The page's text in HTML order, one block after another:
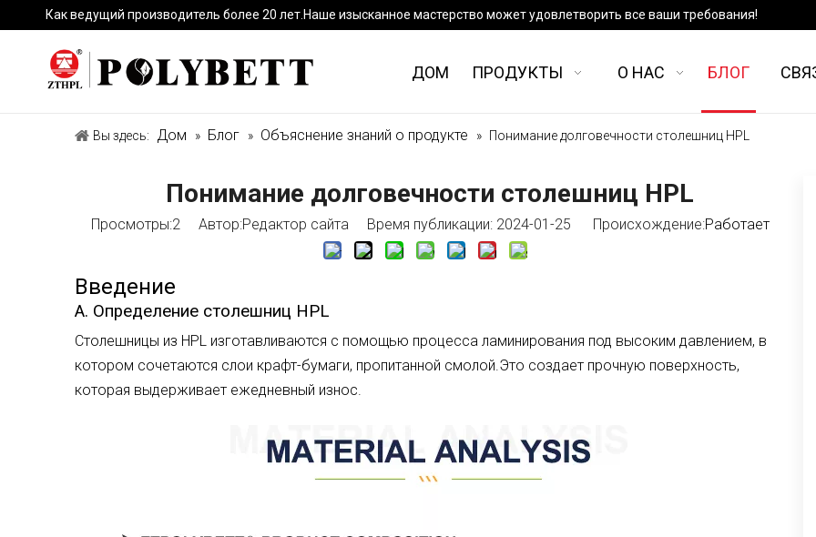
Как ведущий производитель более 20 лет.Наше изысканное мастерство может удовлетворить все ваши требования!
ДОМ ПРОДУКТЫ О НАС БЛОГ
Вы здесь: Дом » Блог » Объяснение знаний о продукте » Понимание долговечности столешниц HPL
Понимание долговечности столешниц HPL
Просмотры:2Автор:Pедактор сайта Время публикации: 2024-01-25 Происхождение:Работает
Введение
A. Определение столешниц HPL
Столешницы из HPL изготавливаются с помощью процесса ламинирования под высоким давлением, в
котором сочетаются слои крафт-бумаги, пропитанной смолой.Это создает прочную поверхность,
которая выдерживает ежедневный износ.